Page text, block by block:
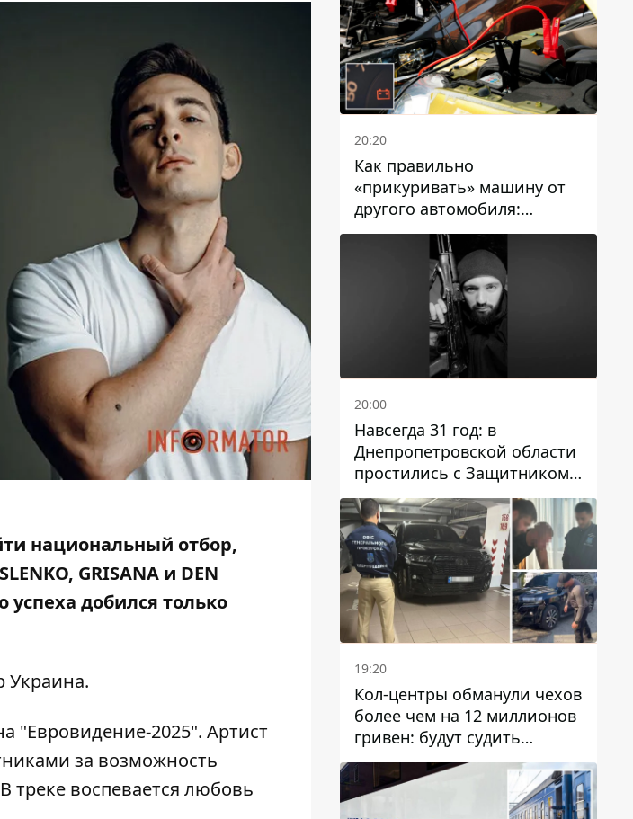
национальный отбор,
, GRISANA и DEN
добился только
Украина.
"Евровидение-2025". Артист
за возможность
треке воспевается любовь
20:20
Как правильно
«прикуривать» машину от
другого автомобиля:
инструкция для водителей
20:00
Навсегда 31 год: в
Днепропетровской области
простились с Защитником
Александром Репиным
19:20
Кол-центры обманули чехов
более чем на 12 миллионов
гривен: будут судить
днепрянина,
организовавшего
транснациональную